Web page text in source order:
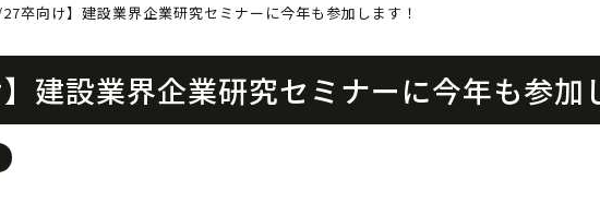
27卒向け】建設業界企業研究セミナーに今年も参加します！
建設業界企業研究セミナーに今年も参加